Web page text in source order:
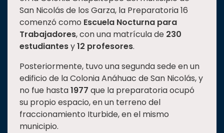
Historia
Universiada
Nacional
San Nicolás de los Garza, la Preparatoria 16
comenzó como Escuela Nocturna para
Trabajadores, con una matrícula de 230
estudiantesy12 profesores.
Posteriormente, tuvo una segunda sede en un
edificio de la Colonia Anáhuac de San Nicolás, y
no fue hasta1977 que la preparatoria ocupó
su propio espacio, en un terreno del
fraccionamiento Iturbide, en el mismo
municipio.